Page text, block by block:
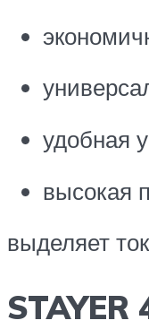
удобная
высокая
выделяет
STAYER